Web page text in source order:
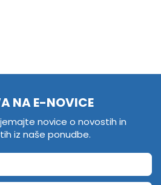
NA E-NOVICE
novice o novostih in
iz naše ponudbe.